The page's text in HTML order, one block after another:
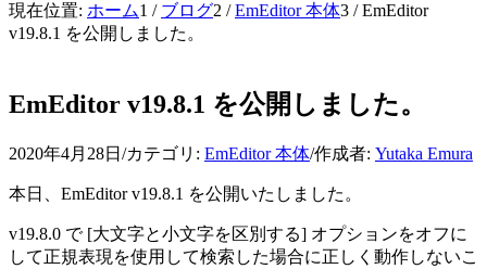
現在位置: ホーム1 / ブログ2 / EmEditor 本体3 / EmEditor
v19.8.1 を公開しました。
EmEditor v19.8.1 を公開しました。
2020年4月28日 /カテゴリ: EmEditor 本体/作成者: Yutaka Emura
本日、EmEditor v19.8.1 を公開いたしました。
v19.8.0 で [大文字と小文字を区別する] オプションをオフに
して正規表現を使用して検索した場合に正しく動作しないこ